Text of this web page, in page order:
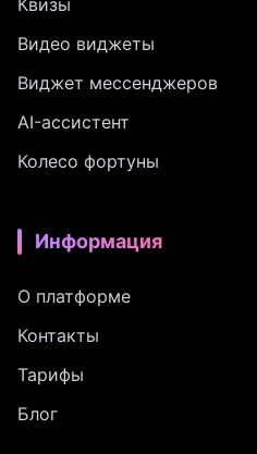
Квизы
Видео виджеты
Виджет мессенджеров
AI-ассистент
Колесо фортуны
Информация
О платформе
Контакты
Тарифы
Блог